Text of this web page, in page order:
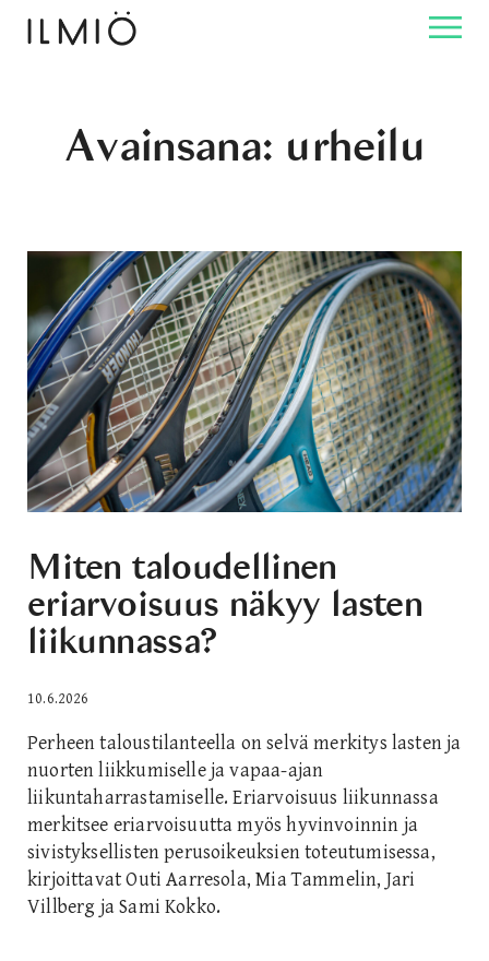
Avainsana: urheilu
Miten taloudellinen
eriarvoisuus näkyy lasten
liikunnassa?
10.6.2026
Perheen taloustilanteella on selvä merkitys lasten ja
nuorten liikkumiselle ja vapaa-ajan
liikuntaharrastamiselle. Eriarvoisuus liikunnassa
merkitsee eriarvoisuutta myös hyvinvoinnin ja
sivistyksellisten perusoikeuksien toteutumisessa,
kirjoittavat Outi Aarresola, Mia Tammelin, Jari
Villberg ja Sami Kokko.